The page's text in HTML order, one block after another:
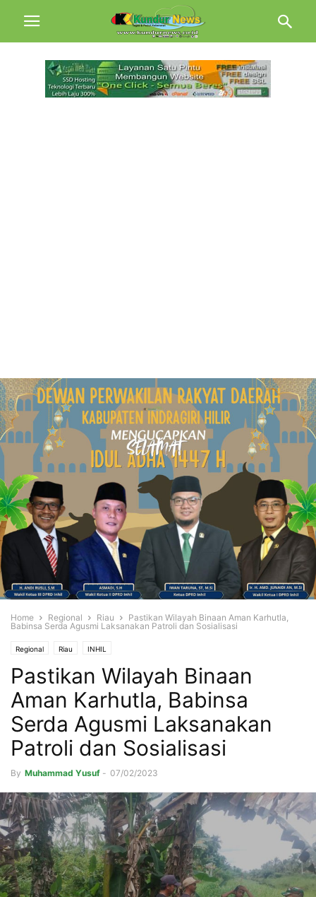
Home Regional Riau
Pastikan Wilayah Binaan Aman Karhutla,
Babinsa Serda Agusmi Laksanakan Patroli dan Sosialisasi
Regional Riau INHIL
Pastikan Wilayah Binaan
Aman Karhutla, Babinsa
Serda Agusmi Laksanakan
Patroli dan Sosialisasi
By Muhammad Yusuf - 07/02/2023